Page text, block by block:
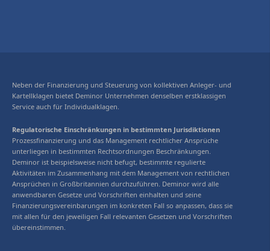
Neben der Finanzierung und Steuerung von kollektiven Anleger- und
Kartellklagen bietet Deminor Unternehmen denselben erstklassigen
Service auch für Individualklagen.
Regulatorische Einschränkungen in bestimmten Jurisdiktionen
Prozessfinanzierung und das Management rechtlicher Ansprüche
unterliegen in bestimmten Rechtsordnungen Beschränkungen.
Deminor ist beispielsweise nicht befugt, bestimmte regulierte
Aktivitäten im Zusammenhang mit dem Management von rechtlichen
Ansprüchen in Großbritannien durchzuführen. Deminor wird alle
anwendbaren Gesetze und Vorschriften einhalten und seine
Finanzierungsvereinbarungen im konkreten Fall so anpassen, dass sie
mit allen für den jeweiligen Fall relevanten Gesetzen und Vorschriften
übereinstimmen.